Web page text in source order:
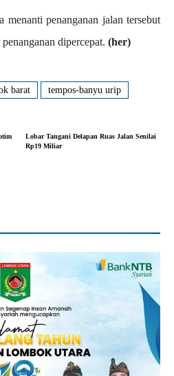
menanti penanganan jalan tersebut
dipercepat. (her)
barat tempos-banyu urip
Lobar Tangani Delapan Ruas Jalan Senilai
Rp19 Miliar